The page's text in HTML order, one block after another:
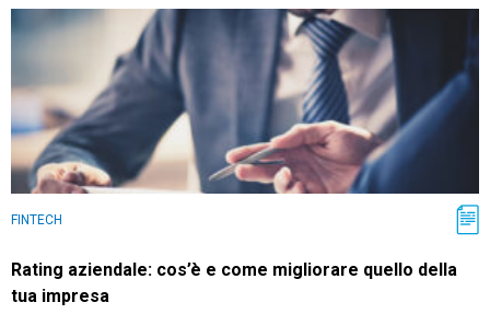
FINTECH
Rating aziendale: cos’è e come migliorare quello della
tua impresa